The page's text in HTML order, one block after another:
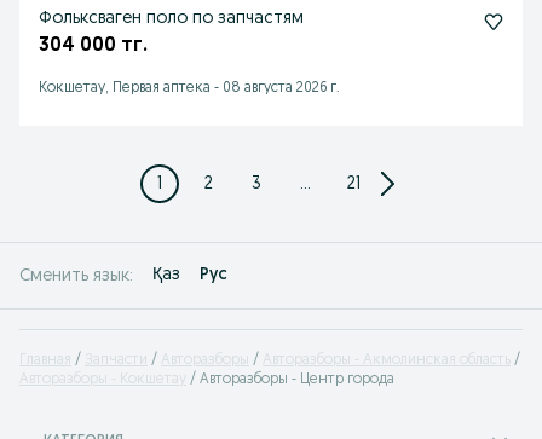
Фольксваген поло по запчастям
304 000 тг.
Кокшетау, Первая аптека - 08 августа 2026 г.
1 2 3 ... 21
Сменить язык: Қаз Рус
Главная Запчасти Авторазборы
Авторазборы - Акмолинская область
Авторазборы - Кокшетау
Авторазборы - Центр города